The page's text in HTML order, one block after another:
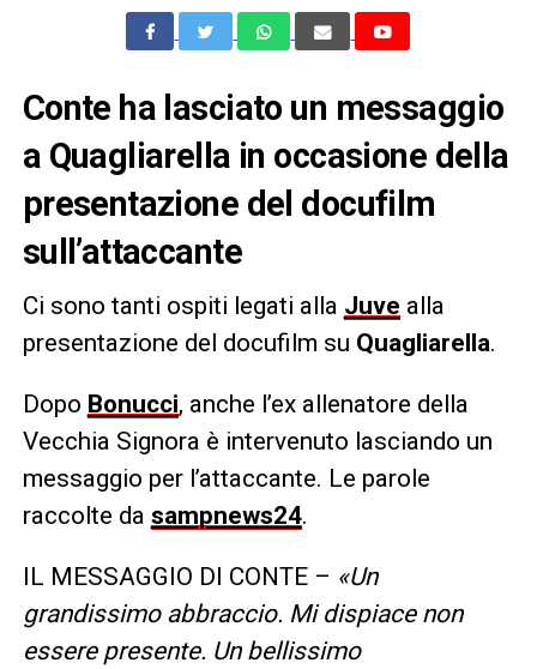
Conte ha lasciato un messaggio
a Quagliarella in occasione della
presentazione del docufilm
sull’attaccante
Ci sono tanti ospiti legati alla Juve alla
presentazione del docufilm su Quagliarella.
Dopo Bonucci, anche l’ex allenatore della
Vecchia Signora è intervenuto lasciando un
messaggio per l’attaccante. Le parole
raccolte da sampnews24.
IL MESSAGGIO DI CONTE – «Un
grandissimo abbraccio. Mi dispiace non
essere presente. Un bellissimo